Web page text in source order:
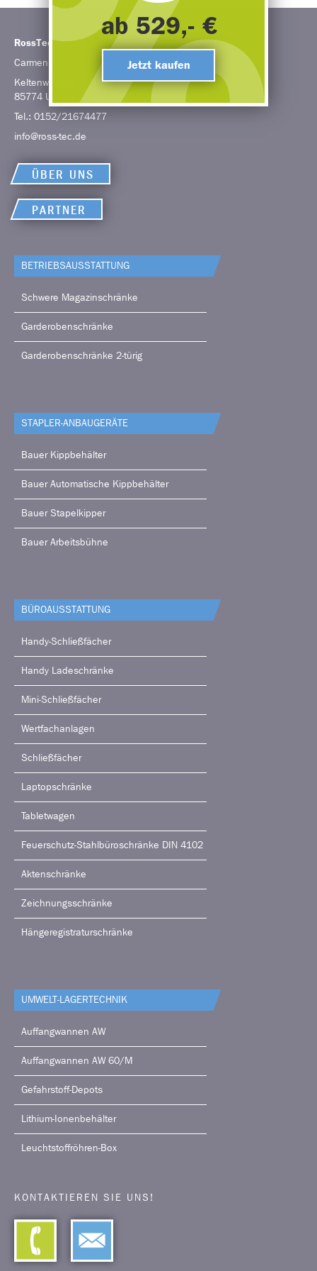
RossTec
Carmen
Keltenweg 58
85774 Unterföhring
Tel.: 0152/21674477
info@ross-tec.de
ÜBER UNS
PARTNER
BETRIEBS­AUSSTATTUNG
Schwere Magazinschränke
Garderobenschränke
Garderobenschränke 2-türig
STAPLER-ANBAUGERÄTE
Bauer Kippbehälter
Bauer Automatische Kippbehälter
Bauer Stapelkipper
Bauer Arbeitsbühne
BÜRO­AUSSTATTUNG
Handy-Schließfächer
Handy Ladeschränke
Mini-Schließfächer
Wertfachanlagen
Schließfächer
Laptopschränke
Tabletwagen
Feuerschutz-Stahlbüroschränke DIN 4102
Aktenschränke
Zeichnungsschränke
Hängeregistraturschränke
UMWELT-LAGERTECHNIK
Auffangwannen AW
Auffangwannen AW 60/M
Gefahrstoff-Depots
Lithium-Ionenbehälter
Leuchtstoffröhren-Box
KONTAKTIEREN SIE UNS!
ab 529,- €
Jetzt kaufen